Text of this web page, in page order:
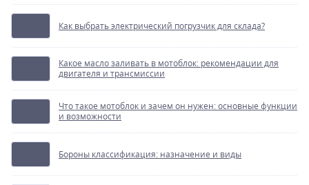
Как выбрать электрический погрузчик для склада?
Какое масло заливать в мотоблок: рекомендации для
двигателя и трансмиссии
Что такое мотоблок и зачем он нужен: основные функции
и возможности
Бороны классификация: назначение и виды